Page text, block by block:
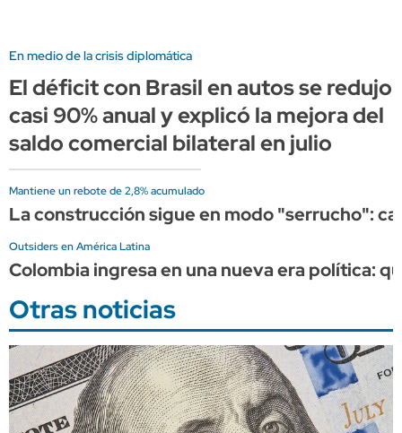
En medio de la crisis diplomática
El déficit con Brasil en autos se redujo
casi 90% anual y explicó la mejora del
saldo comercial bilateral en julio
Mantiene un rebote de 2,8% acumulado
La construcción sigue en modo "serrucho":
Outsiders en América Latina
Colombia ingresa en una nueva era política:
Otras noticias